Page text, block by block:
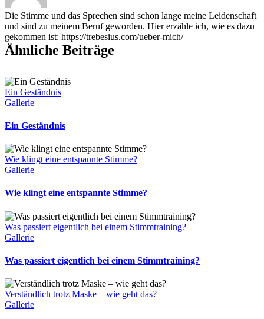
Die Stimme und das Sprechen sind schon lange meine Leidenschaft
und sind zu meinem Beruf geworden. Hier erzähle ich, wie es dazu
gekommen ist: https://trebesius.com/ueber-mich/
Ähnliche Beiträge
Ein Geständnis
Gallerie
Ein Geständnis
Wie klingt eine entspannte Stimme?
Gallerie
Wie klingt eine entspannte Stimme?
Was passiert eigentlich bei einem Stimmtraining?
Gallerie
Was passiert eigentlich bei einem Stimmtraining?
Verständlich trotz Maske – wie geht das?
Gallerie